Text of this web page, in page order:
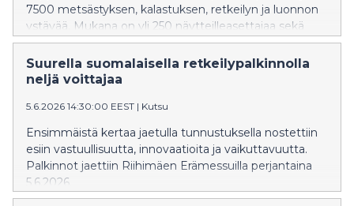
7500 metsästyksen, kalastuksen, retkeilyn ja luonnon
ystävää. Mukana on yli 250 näytteilleasettajaa sekä
runsaasti ohjelmaa ja mahdollisuuksia kokeilla.
Tunnelma messualueella oli alusta asti innostunut, kun
joka toinen vuosi järjestettävä tapahtuma kokosi
Suurella suomalaisella retkeilypalkinnolla
neljä voittajaa
5.6.2026 14:30:00 EEST | Kutsu
Ensimmäistä kertaa jaetulla tunnustuksella nostettiin
esiin vastuullisuutta, innovaatioita ja vaikuttavuutta.
Palkinnot jaettiin Riihimäen Erämessuilla perjantaina
5.6.2026.